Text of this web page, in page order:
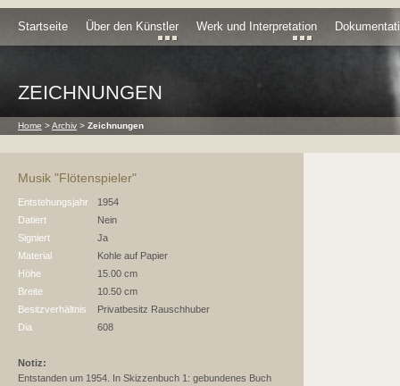
Startseite Über den Künstler Werk und Interpretation
ZEICHNUNGEN
Home >Archiv > Zeichnungen
Musik "Flötenspieler"
Entstehungsjahr
1954
Datiert
Nein
Signiert
Ja
Material
Kohle auf Papier
Höhe
15.00 cm
Breite
10.50 cm
Besitzverhältnis
Privatbesitz Rauschhuber
Dia
608
Notiz:
Entstanden um 1954. In Skizzenbuch 1: gebundenes Buch